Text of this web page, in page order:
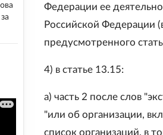
Федерации ее
Российской Федерации
предусмотренного
4) в статье 13.15:
а) часть 2 после слов
"или об организации,
список организаций, в